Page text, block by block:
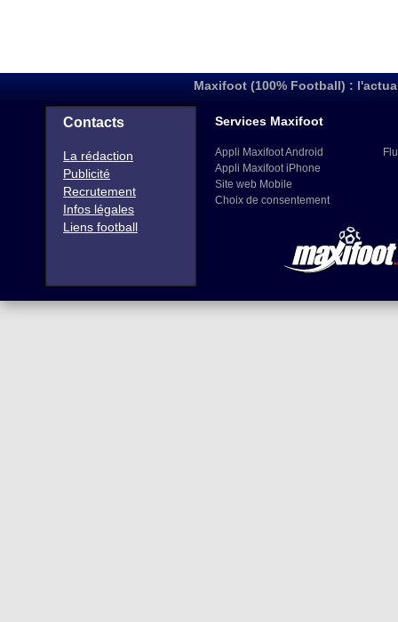
Maxifoot (100% Football) :
Contacts
La rédaction
Publicité
Recrutement
Infos légales
Liens football
Services Maxifoot
Appli Maxifoot Android
Appli Maxifoot iPhone
Site web Mobile
Choix de consentement